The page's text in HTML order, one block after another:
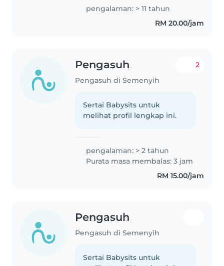
10 years of child care experience.
Skilled in providing nurturing
and safe environments for..
pengalaman: > 11 tahun
RM 20.00/jam
Pengasuh
Pengasuh di Semenyih
2
Sertai Babysits untuk
melihat profil lengkap ini.
pengalaman: > 2 tahun
Purata masa membalas: 3 jam
RM 15.00/jam
Pengasuh
Pengasuh di Semenyih
Sertai Babysits untuk